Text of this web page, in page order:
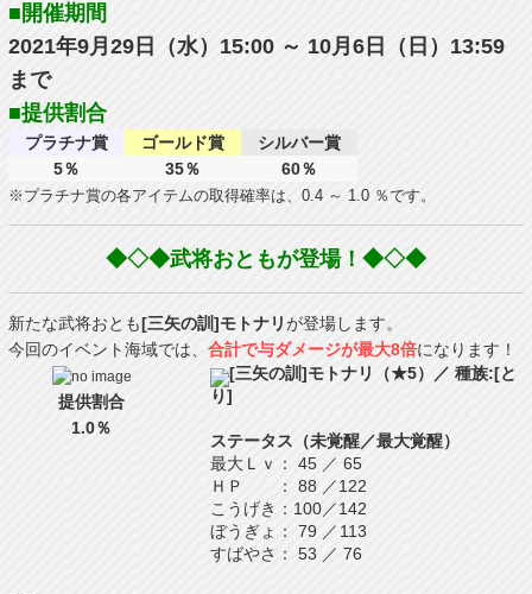
■開催期間
2021年9月29日（水）15:00 ～ 10月6日（日）13:59
まで
■提供割合
プラチナ賞 ゴールド賞
シルバー賞
5％
35％ 60％
※プラチナ賞の各アイテムの取得確率は、0.4 ～ 1.0 ％です。
◆◇◆武将おともが登場！◆◇◆
新たな武将おとも[三矢の訓]モトナリが登場します。
今回のイベント海域では、 合計で与ダメージが最大8倍になります！
提供割合
1.0％
[三矢の訓]モトナリ（★5）／ 種族:[と
り]
ステータス（未覚醒／最大覚醒）
最大Ｌｖ
： 45 ／ 65
ＨＰ
： 88 ／122
こうげき ： 100／142
ぼうぎょ ： 79 ／ 113
すばやさ ： 53 ／ 76